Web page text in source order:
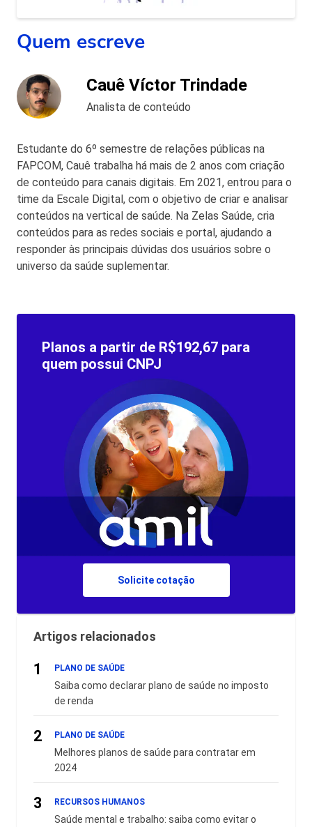
Quem escreve
Cauê Víctor Trindade
Analista de conteúdo
Estudante do 6º semestre de relações públicas na
FAPCOM, Cauê trabalha há mais de 2 anos com criação
de conteúdo para canais digitais. Em 2021, entrou para o
time da Escale Digital, com o objetivo de criar e analisar
conteúdos na vertical de saúde. Na Zelas Saúde, cria
conteúdos para as redes sociais e portal, ajudando a
responder às principais dúvidas dos usuários sobre o
universo da saúde suplementar.
Planos a partir de R$192,67 para
quem possui CNPJ
Solicite cotação
Artigos relacionados
1 PLANO DE SAÚDE
Saiba como declarar plano de saúde no imposto
de renda
2 PLANO DE SAÚDE
Melhores planos de saúde para contratar em
2024
3 RECURSOS HUMANOS
Saúde mental e trabalho: saiba como evitar o